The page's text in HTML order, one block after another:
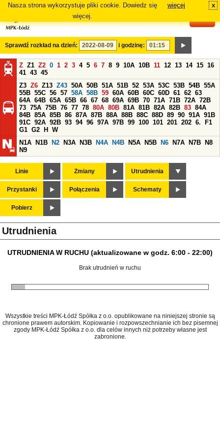
Nasza strona wykorzystuje pliki cookie. Dowiedz się
więcej.
więcej x
Sprawdź rozkład na dzień: i godzinę:
Z Z1 Z2 0 1 2 3 4 5 6 7 8 9 10A 10B 11 12 13 14 15 16
41 43 45
Z3 Z6 Z13 Z43 50A 50B 51A 51B 52 53A 53C 53B 54B 55A
55B 55C 56 57 58A 58B 59 60A 60B 60C 60D 61 62 63
64A 64B 65A 65B 66 67 68 69A 69B 70 71A 71B 72A 72B
73 75A 75B 76 77 78 80A 80B 81A 81B 82A 82B 83 84A
84B 85A 85B 86 87A 87B 88A 88B 88C 88D 89 90 91A 91B
91C 92A 92B 93 94 96 97A 97B 99 100 101 201 202 6.
F1
G1 G2 H
W
N1A
N1B N2 N3A N3B N4A N4B N5A N5B N6 N7A N7B
N8
N9
Linie Zmiany Utrudnienia
Przystanki Połączenia Schematy
Pobierz
Utrudnienia
UTRUDNIENIA W RUCHU (aktualizowane w godz. 6:00 - 22:00)
Brak utrudnień w ruchu
Wszystkie treści MPK-Łódź Spółka z o.o. opublikowane na niniejszej stronie są
chronione prawem autorskim. Kopiowanie i rozpowszechnianie ich bez pisemnej
zgody MPK-Łódź Spółka z o.o. dla celów innych niż potrzeby własne jest
zabronione.